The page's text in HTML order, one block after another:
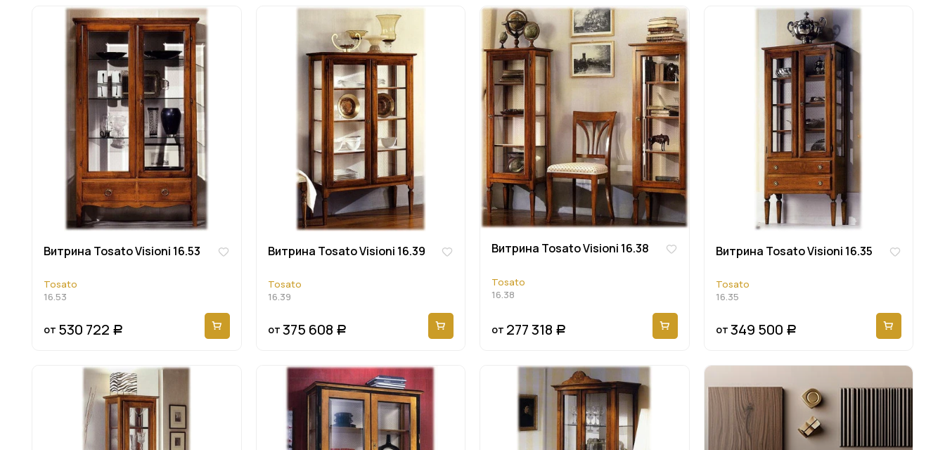
Витрина Tosato Visioni 16.53
Tosato
16.53
от 530 722 Р
Витрина Tosato Visioni 16.39
Tosato
16.39
от 375 608 Р
Витрина Tosato Visioni 16.38
Tosato
16.38
от 277 318 Р
Витрина Tosato Visioni 16.35
Tosato
16.35
от 349 500 Р